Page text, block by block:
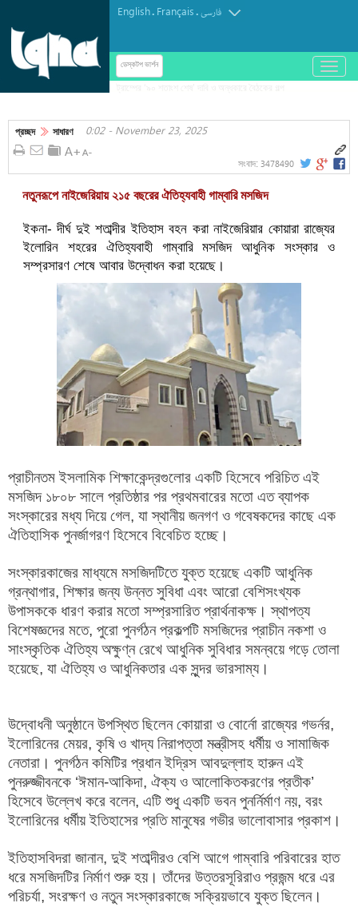
English. Français.فارسی
ডেস্কটপ ভার্শন
باز
و
کردن
প্রচ্ছদ সাধারণ 0:02 - November 23, 2025
সংবাদ: 3478490
নতুনরূপে নাইজেরিয়ায় ২১৫ বছরের ঐতিহ্যবাহী গাম্বারি মসজিদ
ইকনা- দীর্ঘ দুই শতাব্দীর ইতিহাস বহন করা নাইজেরিয়ার কোয়ারা রাজ্যের
ইলোরিন শহরের ঐতিহ্যবাহী গাম্বারি মসজিদ আধুনিক সংস্কার ও
সম্প্রসারণ শেষে আবার উদ্বোধন করা হয়েছে।
প্রাচীনতম ইসলামিক শিক্ষাকেন্দ্রগুলোর একটি হিসেবে পরিচিত এই
মসজিদ ১৮০৮ সালে প্রতিষ্ঠার পর প্রথমবারের মতো এত ব্যাপক
সংস্কারের মধ্য দিয়ে গেল, যা স্থানীয় জনগণ ও গবেষকদের কাছে এক
ঐতিহাসিক পুনর্জাগরণ হিসেবে বিবেচিত হচ্ছে।
সংস্কারকাজের মাধ্যমে মসজিদটিতে যুক্ত হয়েছে একটি আধুনিক
গ্রন্থাগার, শিক্ষার জন্য উন্নত সুবিধা এবং আরো বেশিসংখ্যক
উপাসককে ধারণ করার মতো সম্প্রসারিত প্রার্থনাকক্ষ। স্থাপত্য
বিশেষজ্ঞদের মতে, পুরো পুনর্গঠন প্রকল্পটি মসজিদের প্রাচীন নকশা ও
সাংস্কৃতিক ঐতিহ্য অক্ষুণ্ন রেখে আধুনিক সুবিধার সমন্বয়ে গড়ে তোলা
হয়েছে, যা ঐতিহ্য ও আধুনিকতার এক সুন্দর ভারসাম্য।
উদ্বোধনী অনুষ্ঠানে উপস্থিত ছিলেন কোয়ারা ও বোর্নো রাজ্যের গভর্নর,
ইলোরিনের মেয়র, কৃষি ও খাদ্য নিরাপত্তা মন্ত্রীসহ ধর্মীয় ও সামাজিক
নেতারা। পুনর্গঠন কমিটির প্রধান ইদ্রিস আবদুল্লাহ হারুন এই
পুনরুজ্জীবনকে ‘ঈমান-আকিদা, ঐক্য ও আলোকিতকরণের প্রতীক’
হিসেবে উল্লেখ করে বলেন, এটি শুধু একটি ভবন পুনর্নির্মাণ নয়, বরং
ইলোরিনের ধর্মীয় ইতিহাসের প্রতি মানুষের গভীর ভালোবাসার প্রকাশ।
ইতিহাসবিদরা জানান, দুই শতাব্দীরও বেশি আগে গাম্বারি পরিবারের হাত
ধরে মসজিদটির নির্মাণ শুরু হয়। তাঁদের উত্তরসূরিরাও প্রজন্ম ধরে এর
পরিচর্যা, সংরক্ষণ ও নতুন সংস্কারকাজে সক্রিয়ভাবে যুক্ত ছিলেন।